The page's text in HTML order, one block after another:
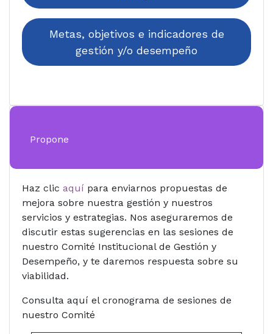
Metas, objetivos e indicadores de
gestión y/o desempeño
Propone
Haz clic aquí para enviarnos propuestas de
mejora sobre nuestra gestión y nuestros
servicios y estrategias. Nos aseguraremos de
discutir estas sugerencias en las sesiones de
nuestro Comité Institucional de Gestión y
Desempeño, y te daremos respuesta sobre su
viabilidad.
Consulta aquí el cronograma de sesiones de
nuestro Comité